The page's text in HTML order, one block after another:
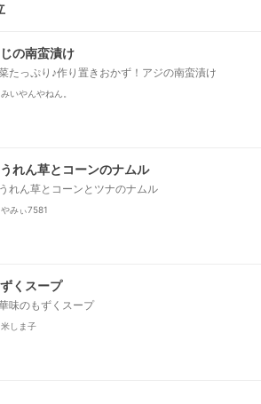
の南蛮漬け
たっぷり♪作り置きおかず！アジの南蛮漬け
いやんやねん。
れん草とコーンのナムル
れん草とコーンとツナのナムル
みぃ7581
くスープ
味のもずくスープ
しま子